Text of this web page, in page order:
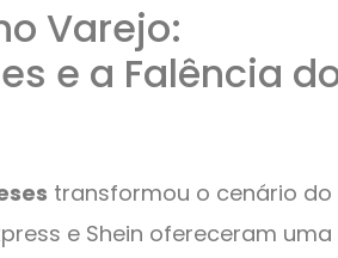
Varejo:
e a Falência
transformou o cenário do
e Shein ofereceram uma